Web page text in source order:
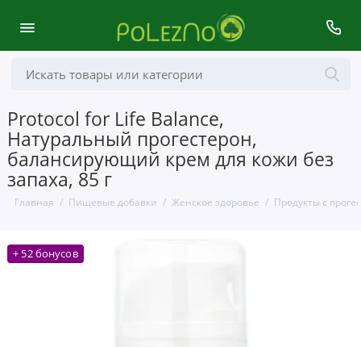
Protocol for Life Balance,
Натуральный прогестерон,
балансирующий крем для кожи без
запаха, 85 г
Главная Пищевые добавки Женское здоровье Продукты с
+ 52 бонусов